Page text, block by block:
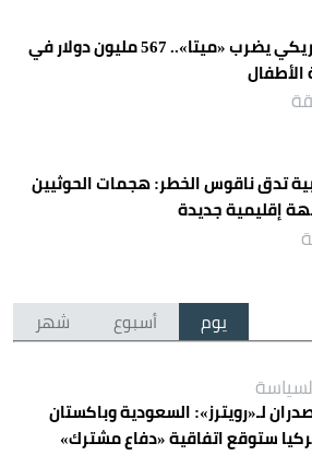
القضاء الأمريكي يضرب «ميتا».. 567 مليون دولار في
تدق ناقوس الخطر: هجمات الحوثيين
إقليمية جديدة
يوم أسبوع شهر
لـ«رويترز»: السعودية وباكستان
ستوقع اتفاقية «دفاع مشترك»